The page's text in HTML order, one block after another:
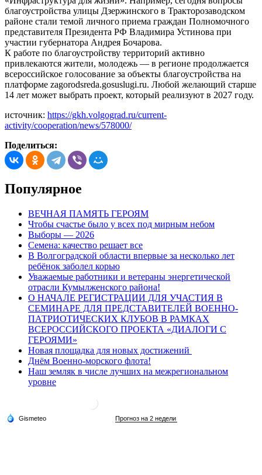
благоустройства улицы Дзержинского в Тракторозаводском
районе стали темой личного приема граждан Полномочного
представителя Президента РФ Владимира Устинова при
участии губернатора Андрея Бочарова.
К работе по благоустройству территорий активно
привлекаются жители, молодежь — в регионе продолжается
всероссийское голосование за объекты благоустройства на
платформе zagorodsreda.gosuslugi.ru. Любой желающий старше
14 лет может выбрать проект, который реализуют в 2027 году.
источник: https://gkh.volgograd.ru/current-
activity/cooperation/news/578000/
Поделиться:
Популярное
ВЕЧНАЯ ПАМЯТЬ ГЕРОЯМ
Чтобы счастье было у всех под мирным небом
Выборы — 2026
Семена: качество решает все
В Волгоградской области впервые за несколько лет
ребёнок заболел корью
Уважаемые работники и ветераны энергетической
отрасли Кумылженского района!
О НАЧАЛЕ РЕГИСТРАЦИИ ДЛЯ УЧАСТИЯ В
СЕМИНАРЕ ДЛЯ ПРЕДСТАВИТЕЛЕЙ ВОЕННО-
ПАТРИОТИЧЕСКИХ КЛУБОВ В РАМКАХ
ВСЕРОССИЙСКОГО ПРОЕКТА «ДИАЛОГИ С
ГЕРОЯМИ»
Новая площадка для новых достижений
Днём Военно-морского флота!
Наш земляк в числе лучших на межрегиональном
уровне